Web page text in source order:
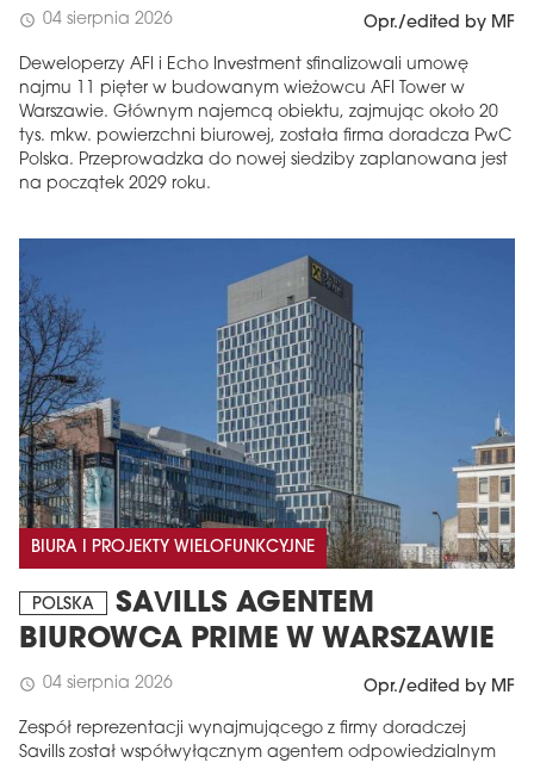
schedule 04 sierpnia 2026 Opr./edited by MF
Deweloperzy AFI i Echo Investment sfinalizowali umowę
najmu 11 pięter w budowanym wieżowcu AFI Tower w
Warszawie. Głównym najemcą obiektu, zajmując około 20
tys. mkw. powierzchni biurowej, została firma doradcza PwC
Polska. Przeprowadzka do nowej siedziby zaplanowana jest
na początek 2029 roku.
BIURA I PROJEKTY WIELOFUNKCYJNE
POLSKA
SAVILLS AGENTEM
BIUROWCA PRIME W WARSZAWIE
schedule 04 sierpnia 2026 Opr./edited by MF
Zespół reprezentacji wynajmującego z firmy doradczej
Savills został współwyłącznym agentem odpowiedzialnym